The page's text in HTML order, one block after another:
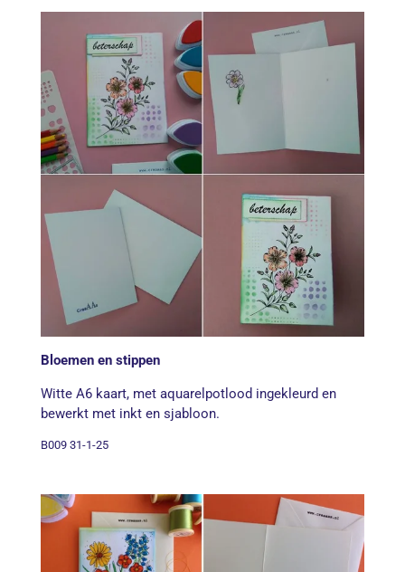
Bloemen en stippen
Witte A6 kaart, met aquarelpotlood ingekleurd en
bewerkt met inkt en sjabloon.
B009 31-1-25